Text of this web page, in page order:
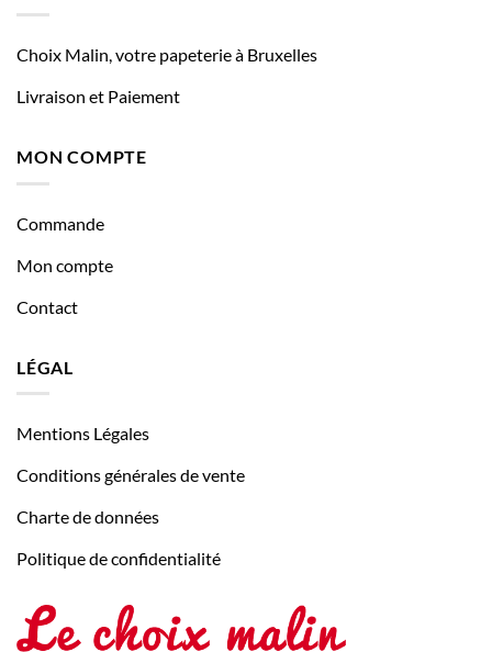
Choix Malin, votre papeterie à Bruxelles
Livraison et Paiement
MON COMPTE
Commande
Mon compte
Contact
LÉGAL
Mentions Légales
Conditions générales de vente
Charte de données
Politique de confidentialité